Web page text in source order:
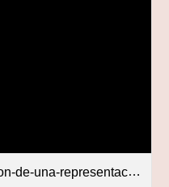
teatral-Lo-tuyo-es-puro-teatro (1)